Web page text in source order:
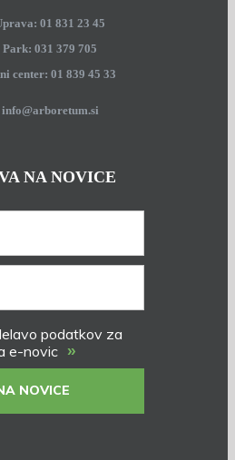
01 831 23 45
Park: 031 379 705
center: 01 839 45 33
info@arboretum.si
NA NOVICE
podatkov za
e-novic »
NOVICE